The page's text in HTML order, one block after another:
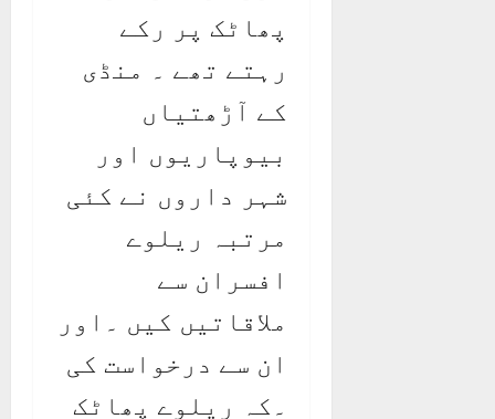
پھاٹک پر رکے
رہتے تھے ۔ منڈی
کے آڑھتیاں
بیوپاریوں اور
شہر داروں نے کئی
مرتبہ ریلوے
افسران سے
ملاقاتیں کیں ۔اور
ان سے درخواست کی
۔کہ ریلوے پھاٹک